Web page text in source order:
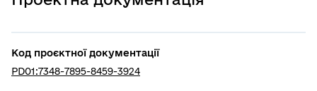
Код проєктної документації
PD01:7348-7895-8459-3924